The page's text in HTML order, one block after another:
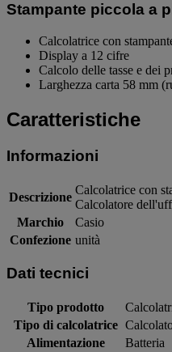
Stampante piccola a
Calcolatrice con
Display a 12 cifre
Calcolo delle tasse e dei
Larghezza carta 58 mm
Caratteristiche
Informazioni
Descrizione
Calcolatrice con
Calcolatore
Marchio
Casio
Confezione unità
Dati tecnici
Tipo prodotto
Tipo di calcolatrice
Alimentazione
Batteria